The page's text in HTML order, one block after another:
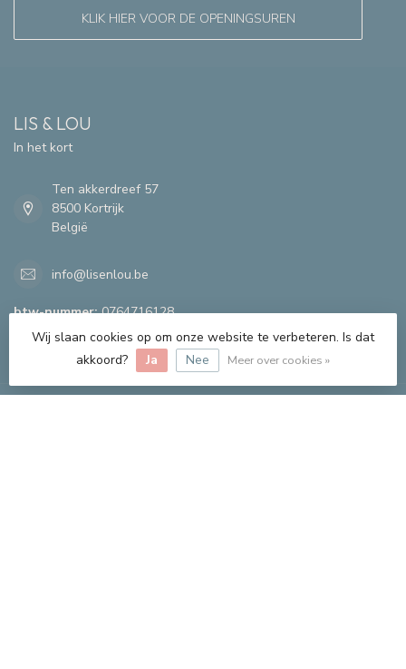
KLIK HIER VOOR DE OPENINGSUREN
LIS & LOU
In het kort
Ten akkerdreef 57
8500 Kortrijk
België
info@lisenlou.be
btw-nummer:0764716128
CATEGORIEËN
Wij slaan cookies op om onze website te verbeteren. Is dat
akkoord?
Ja Nee Meer over cookies »